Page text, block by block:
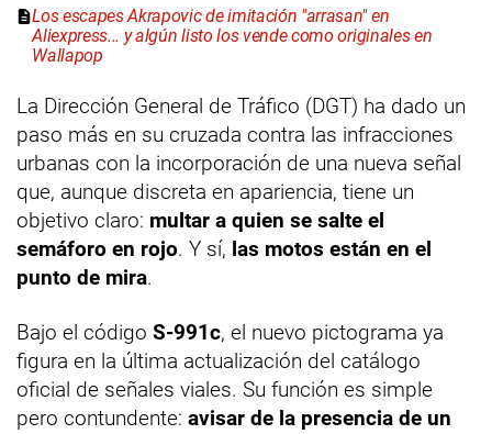
Los escapes Akrapovic de imitación "arrasan" en
Aliexpress... y algún listo los vende como originales en
Wallapop
La Dirección General de Tráfico (DGT) ha dado un
paso más en su cruzada contra las infracciones
urbanas con la incorporación de una nueva señal
que, aunque discreta en apariencia, tiene un
objetivo claro: multar a quien se salte el
semáforo en rojo. Y sí, las motos están en el
punto de mira.
Bajo el código S-991c, el nuevo pictograma ya
figura en la última actualización del catálogo
oficial de señales viales. Su función es simple
pero contundente: avisar de la presencia de un